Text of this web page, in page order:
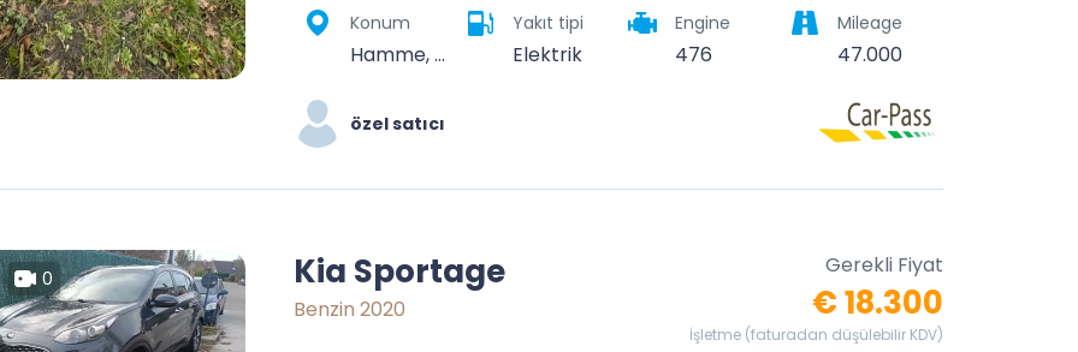
Konum
Hamme, Dendermonde, Oost-Vlaanderen, Vlaanderen, 9220, België
Yakıt tipi
Elektrik
Engine
476
Mileage
47.000
özel satıcı
0 Kia Sportage
Benzin 2020
Gerekli Fiyat
€ 18.300
İşletme (faturadan düşülebilir KDV)